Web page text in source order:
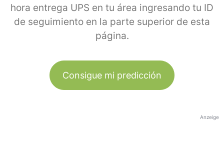
hora entrega UPS en tu área ingresando tu ID
de seguimiento en la parte superior de esta
página.
Consigue mi predicción
Anzeige